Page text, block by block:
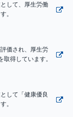
して、厚生労働
。
価され、厚生労
得しています。
して「健康優良
。